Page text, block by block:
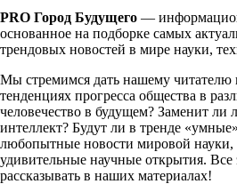
PRO Город Будущего —
основанное на подборке самых
трендовых новостей в мире науки,
Мы стремимся дать нашему
тенденциях прогресса общества в
человечество в будущем? Заменит ли
интеллект? Будут ли в тренде
любопытные новости мировой науки,
удивительные научные открытия. Все
рассказывать в наших материалах!